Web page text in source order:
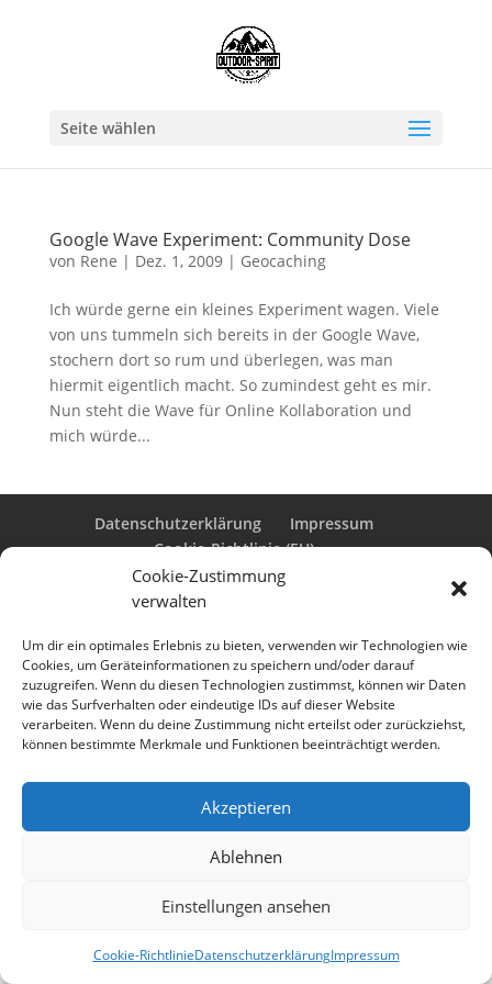
Cookie-Zustimmung
verwalten
Um dir ein optimales Erlebnis zu bieten, verwenden wir Technologien wie
Cookies, um Geräteinformationen zu speichern und/oder darauf
zuzugreifen. Wenn du diesen Technologien zustimmst, können wir Daten
wie das Surfverhalten oder eindeutige IDs auf dieser Website
verarbeiten. Wenn du deine Zustimmung nicht erteilst oder zurückziehst,
können bestimmte Merkmale und Funktionen beeinträchtigt werden.
Akzeptieren
Ablehnen
Einstellungen ansehen
Cookie-RichtlinieDatenschutzerklärungImpressum
Seite wählen
Google Wave Experiment: Community Dose
von Rene | Dez. 1, 2009| Geocaching
Ich würde gerne ein kleines Experiment wagen. Viele
von uns tummeln sich bereits in der Google Wave,
stochern dort so rum und überlegen, was man
hiermit eigentlich macht. So zumindest geht es mir.
Nun steht die Wave für Online Kollaboration und
mich würde...
Datenschutzerklärung
Impressum
Cookie-Richtlinie (EU)
Designed byElegant Themes| Powered by
WordPress